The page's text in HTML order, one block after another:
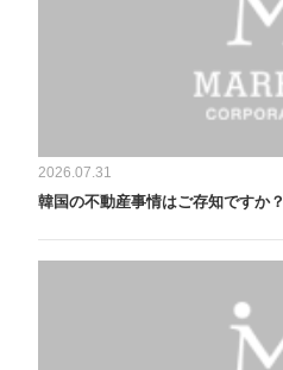
2026.07.31
韓国の不動産事情はご存知ですか？